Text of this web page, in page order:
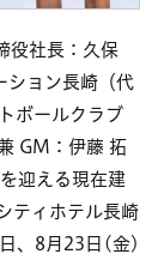
役社長：久保
ョン長崎（代
ボールクラブ
GM：伊藤 拓
迎える現在建
ティホテル長崎
、8月23日(金)